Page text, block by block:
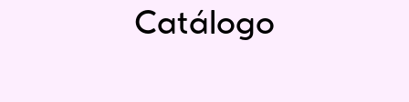
Catálogo